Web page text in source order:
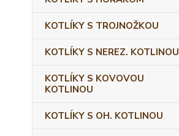
KOTLÍKY S TROJNOŽKOU
KOTLÍKY S NEREZ. KOTLINOU
KOTLÍKY S KOVOVOU
KOTLINOU
KOTLÍKY S OH. KOTLINOU